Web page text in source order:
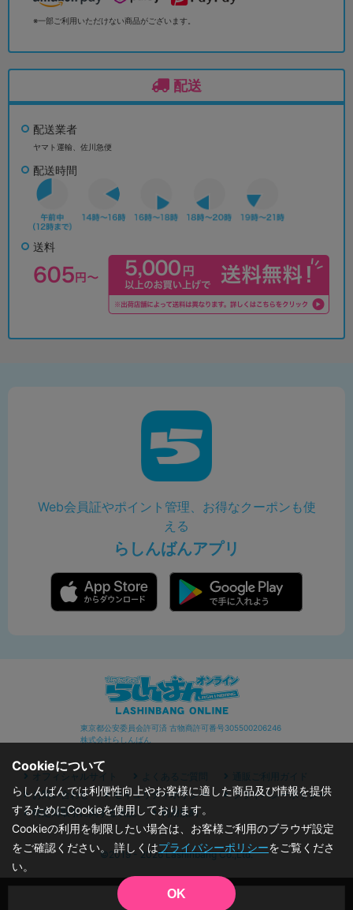
品切状態
※一部ご利用いただけない商品がございます。
配送
配送業者
ヤマト運輸、佐川急便
配送時間
送料
Web会員証やポイント管理、お得なクーポンも使
える
らしんばんアプリ
東京都公安委員会許可済 古物商許可番号305500206246
株式会社らしんばん
オフィシャルサイト よくあるご質問
通販ご利用ガイド
お問い合わせ
セキュリティポリシー
プライバシーポリシー
特定商取引に関する表記
利用規約
©2019 - 2026 Lashinbang Co.,Ltd.
Cookieについて
らしんばんでは利便性向上やお客様に適した商品及び情報を提供
するためにCookieを使用しております。
Cookieの利用を制限したい場合は、お客様ご利用のブラウザ設定
をご確認ください。 詳しくはプライバシーポリシーをご覧くださ
い。
OK